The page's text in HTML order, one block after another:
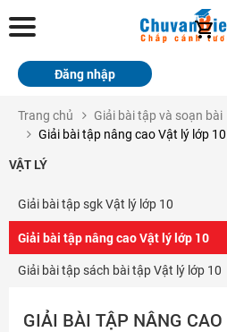
Chuvanbien.vn
Trang chủ
Sách
Thi Online
Tài liệu miễn phí
Học sinh xuất sắc
Đăng nhập
Trang chủ Giải bài tập và soạn bài
Giải bài tập nâng cao Vật lý lớp 10
VẬT LÝ
Giải bài tập sgk Vật lý lớp 10
Giải bài tập nâng cao Vật lý lớp 10
Giải bài tập sách bài tập Vật lý lớp 10
GIẢI BÀI TẬP NÂNG